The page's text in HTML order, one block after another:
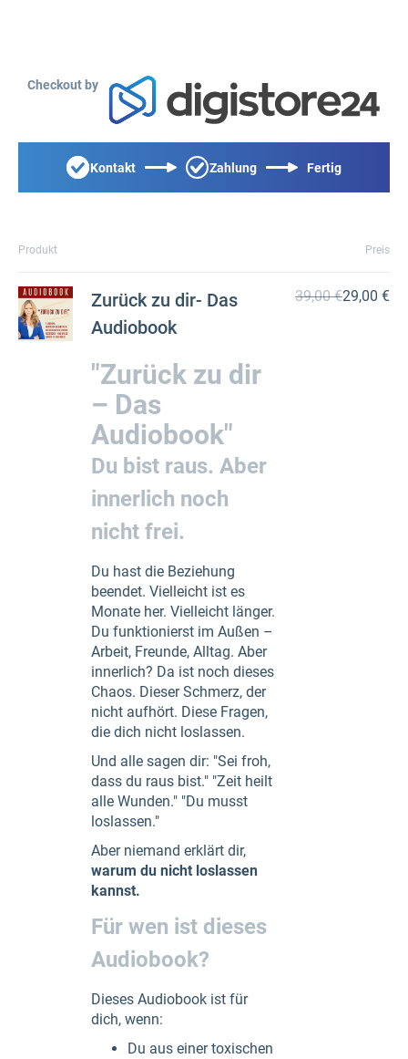
Checkout by
Kontakt Zahlung Fertig
Produkt Preis
Zurück zu dir- Das
Audiobook
"Zurück zu dir
– Das
Audiobook"
Du bist raus. Aber
innerlich noch
nicht frei.
Du hast die Beziehung
beendet. Vielleicht ist es
Monate her. Vielleicht länger.
Du funktionierst im Außen –
Arbeit, Freunde, Alltag. Aber
innerlich? Da ist noch dieses
Chaos. Dieser Schmerz, der
nicht aufhört. Diese Fragen,
die dich nicht loslassen.
Und alle sagen dir: "Sei froh,
dass du raus bist." "Zeit heilt
alle Wunden." "Du musst
loslassen."
Aber niemand erklärt dir,
warum du nicht loslassen
kannst.
Für wen ist dieses
Audiobook?
Dieses Audiobook ist für
dich, wenn:
Du aus einer toxischen
39,00 €29,00 €